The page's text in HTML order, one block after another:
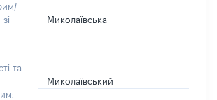
Миколаївська
та
Миколаївський